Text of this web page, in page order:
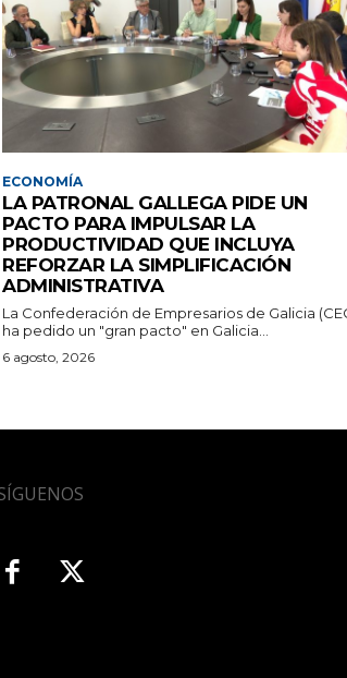
ECONOMÍA
LA PATRONAL GALLEGA PIDE UN
PACTO PARA IMPULSAR LA
PRODUCTIVIDAD QUE INCLUYA
REFORZAR LA SIMPLIFICACIÓN
ADMINISTRATIVA
La Confederación de Empresarios de Galicia
ha pedido un "gran pacto" en Galicia...
6 agosto, 2026